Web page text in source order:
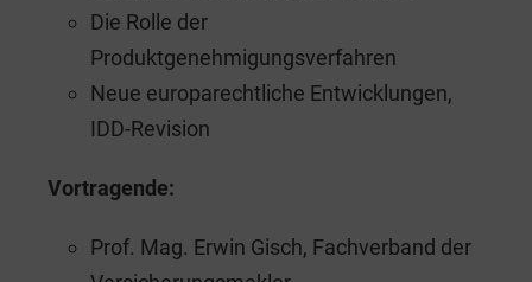
Die Rolle der
Produktgenehmigungsverfahren
Neue europarechtliche Entwicklungen,
IDD-Revision
Vortragende:
Prof. Mag. Erwin Gisch, Fachverband der